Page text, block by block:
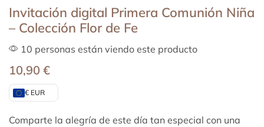
Invitación digital Primera Comunión Niña
– Colección Flor de Fe
10 personas están viendo este producto
10,90 €
€ EUR
Comparte la alegría de este día tan especial con una